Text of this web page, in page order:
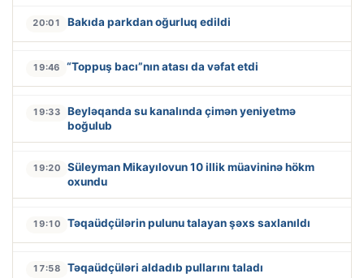
20:01 Bakıda parkdan oğurluq edildi
19:46 “Toppuş bacı”nın atası da vəfat etdi
19:33
Beyləqanda su kanalında çimən yeniyetmə
boğulub
19:20
Süleyman Mikayılovun 10 illik müavininə hökm
oxundu
19:10 Təqaüdçülərin pulunu talayan şəxs saxlanıldı
17:58 Təqaüdçüləri aldadıb pullarını taladı